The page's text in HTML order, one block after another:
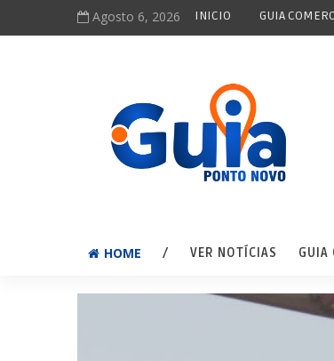
Agosto 6, 2026 INICIO GUIA
HOME / VER NOTÍCIAS GUIA